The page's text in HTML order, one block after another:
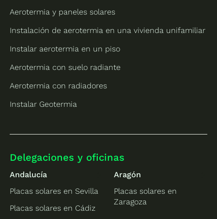
Aerotermia y paneles solares
Instalación de aerotermia en una vivienda unifamiliar
Instalar aerotermia en un piso
Aerotermia con suelo radiante
Aerotermia con radiadores
Instalar Geotermia
Delegaciones y oficinas
Andalucía
Placas solares en Sevilla
Placas solares en Cádiz
Aragón
Placas solares en
Zaragoza